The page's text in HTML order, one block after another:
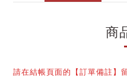
商
請在結帳頁面的【訂單備註】